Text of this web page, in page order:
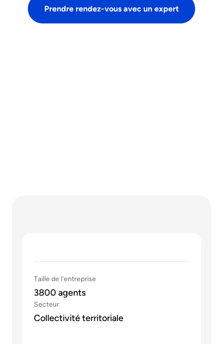
Prendre rendez-vous avec un expert
Taille de l'entreprise
3800 agents
Secteur
Collectivité territoriale